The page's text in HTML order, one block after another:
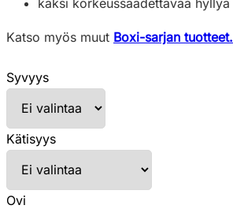
Katso myös muut Boxi-sarjan tuotteet.
Syvyys
Kätisyys
Ovi